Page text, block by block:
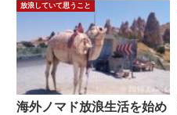
放浪していて思うこと
海外ノマド放浪生活を始め